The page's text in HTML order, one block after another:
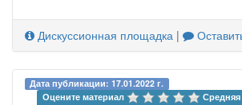
Дискуссионная площадка |
Дата публикации: 17.01.2022 г.
Оцените материал
Средняя